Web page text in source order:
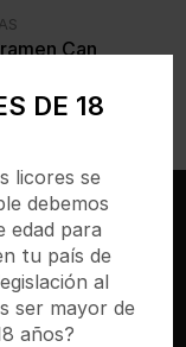
DE 18
licores se
debemos
edad para
tu país de
al
ser mayor de
años?
Can
incl.